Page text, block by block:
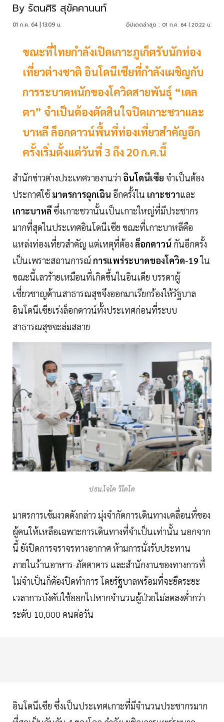
By รัตนศิริ สุขัคคานนท์
01 ก.ค. 64 | 13:09 น. อัปเดตล่าสุด : 01 ก.ค. 64 | 20:22 น.
ขณะที่ไทยกำลังเปิดเกาะภูเก็ตรับนักท่อง
เที่ยวต่างชาติ อินโดนีเซียที่กำลังเผชิญกับ
การระบาดหนักของโควิดสายพันธุ์ “เดล
ตา” จำเป็นต้องตัดสินใจปิดเกาะชวาและ
บาหลี ล็อกดาวน์พื้นที่ท่องเที่ยวสำคัญอีก
ครั้งเริ่มตั้งแต่วันที่ 3 ถึง 20 ก.ค.นี้
สำนักข่าวต่างประเทศรายงานว่า อินโดนีเซีย จำเป็นต้อง
ประกาศใช้มาตรการฉุกเฉิน อีกครั้งใน เกาะชวาและ
เกาะบาหลีซึ่งเกาะชวานั้นเป็นเกาะใหญ่ที่มีประชากร
มากที่สุดในประเทศอินโดนีเซีย ขณะที่เกาะบาหลีคือ
แหล่งท่องเที่ยวสำคัญ แต่เหตุที่ต้อง ล็อกดาวน์ กันอีกครั้ง
เป็นเพราะสถานการณ์ การแพร่ระบาดของโควิด-19ใน
ขณะนี้เลวร้ายเหมือนที่เกิดขึ้นในอินเดีย บรรดาผู้
เชี่ยวชาญด้านสาธารณสุขจึงออกมาเรียกร้องให้รัฐบาล
อินโดนีเซียเร่งล็อกดาวน์ทั้งประเทศก่อนที่ระบบ
สาธารณสุขจะล่มสลาย
ปธน.โจโค วิโดโด
มาตรการเข้มงวดดังกล่าว มุ่งจำกัดการเดินทางเคลื่อนที่ของ
ผู้คนให้เหลือเฉพาะการเดินทางที่จำเป็นเท่านั้น นอกจาก
นี้ ยังปิดการจราจรทางอากาศ ห้ามการนั่งรับประทาน
ภายในร้านอาหาร-ภัตตาคาร และสำนักงานของทางการที่
ไม่จำเป็นก็ต้องปิดทำการ โดยรัฐบาลพร้อมที่จะยืดระยะ
เวลาการบังคับใช้ออกไปหากจำนวนผู้ป่วยไม่ลดลงต่ำกว่า
ระดับ 10,000 คนต่อวัน
อินโดนีเซีย ซึ่งเป็นประเทศเกาะที่มีจำนวนประชากรมาก